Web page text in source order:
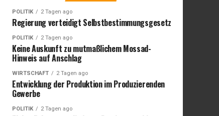
POLITIK 2 Tagen ago
Regierung verteidigt Selbstbestimmungsgesetz
POLITIK 2 Tagen ago
Keine Auskunft zu mutmaßlichem Mossad-
Hinweis auf Anschlag
WIRTSCHAFT 2 Tagen ago
Entwicklung der Produktion im Produzierenden
Gewerbe
POLITIK 2 Tagen ago